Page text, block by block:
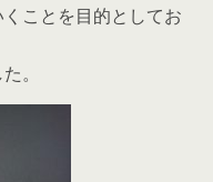
ことを目的としてお
。